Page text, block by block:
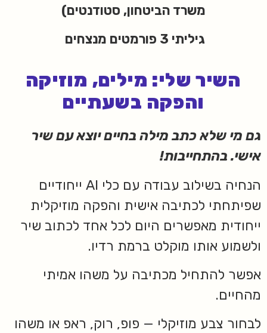
משרד הביטחון, סטודנטים)
גיליתי 3 פורמטים מנצחים
השיר שלי: מילים, מוזיקה
והפקה בשעתיים
גם מי שלא כתב מילה בחיים יוצא עם שיר
אישי. בהתחייבות!
הנחיה בשילוב עבודה עם כלי AI ייחודיים
שפיתחתי לכתיבה אישית והפקה מוזיקלית
ייחודית מאפשרים היום לכל אחד לכתוב שיר
ולשמוע אותו מוקלט ברמת רדיו.
אפשר להתחיל מכתיבה על משהו אמיתי
מהחיים.
לבחור צבע מוזיקלי — פופ, רוק, ראפ או משהו